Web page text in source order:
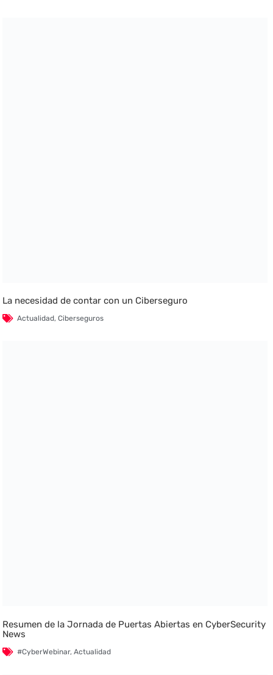
La necesidad de contar con un Ciberseguro
Actualidad,Ciberseguros
Resumen de la Jornada de Puertas Abiertas en CyberSecurity
News
#CyberWebinar,Actualidad